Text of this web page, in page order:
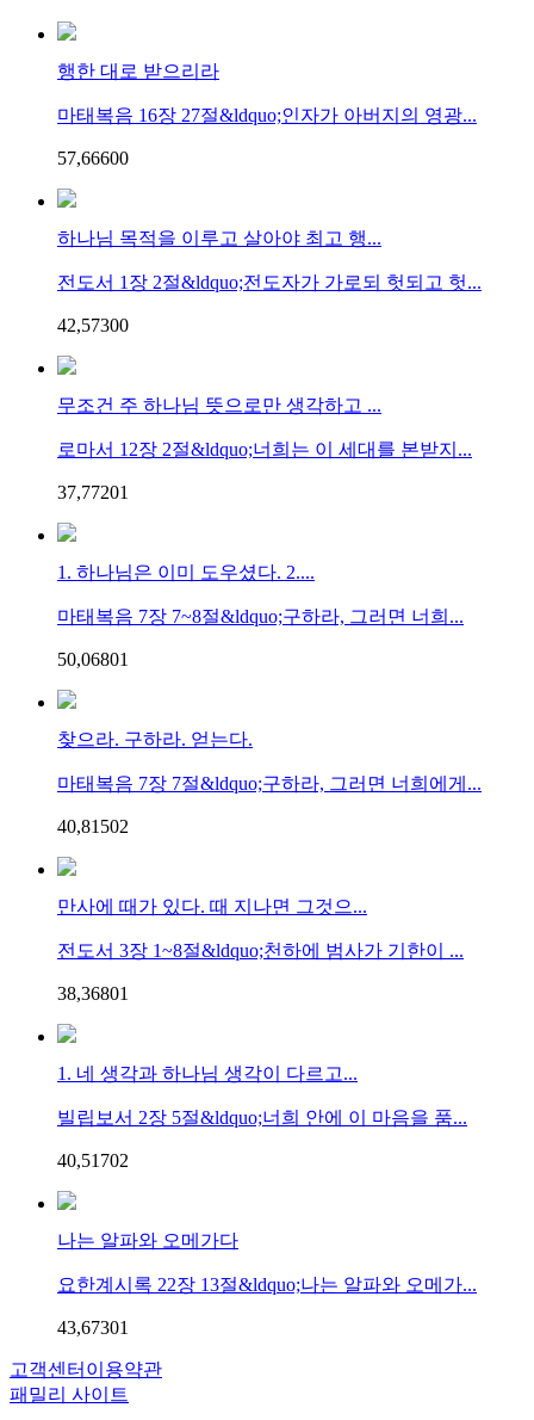
행한 대로 받으리라
마태복음 16장 27절&ldquo;인자가 아버지의 영광...
57,66600
하나님 목적을 이루고 살아야 최고 행...
전도서 1장 2절&ldquo;전도자가 가로되 헛되고 헛...
42,57300
무조건 주 하나님 뜻으로만 생각하고 ...
로마서 12장 2절&ldquo;너희는 이 세대를 본받지...
37,77201
1. 하나님은 이미 도우셨다. 2....
마태복음 7장 7~8절&ldquo;구하라, 그러면 너희...
50,06801
찾으라. 구하라. 얻는다.
마태복음 7장 7절&ldquo;구하라, 그러면 너희에게...
40,81502
만사에 때가 있다. 때 지나면 그것으...
전도서 3장 1~8절&ldquo;천하에 범사가 기한이 ...
38,36801
1. 네 생각과 하나님 생각이 다르고...
빌립보서 2장 5절&ldquo;너희 안에 이 마음을 품...
40,51702
나는 알파와 오메가다
요한계시록 22장 13절&ldquo;나는 알파와 오메가...
43,67301
고객센터 이용약관
패밀리 사이트